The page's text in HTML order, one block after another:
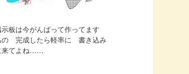
示板は今がんばって作ってます
の 完成したら軽率に 書き込み
来てよね……